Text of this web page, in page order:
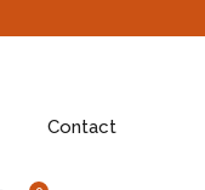
Contact